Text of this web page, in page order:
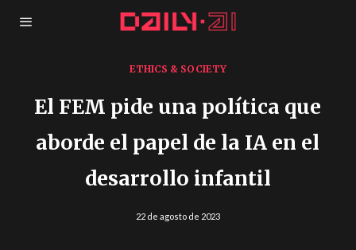
ETHICS & SOCIETY
El FEM pide una política que
aborde el papel de la IA en el
desarrollo infantil
22 de agosto de 2023